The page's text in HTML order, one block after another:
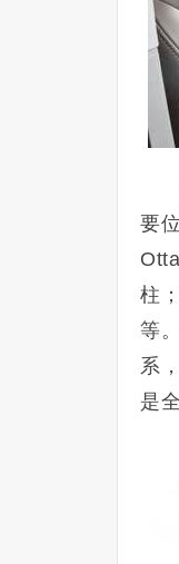
要
柱
等
系
是